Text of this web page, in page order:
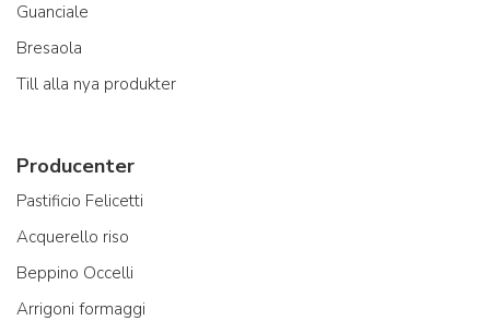
Guanciale
Bresaola
Till alla nya produkter
Producenter
Pastificio Felicetti
Acquerello riso
Beppino Occelli
Arrigoni formaggi